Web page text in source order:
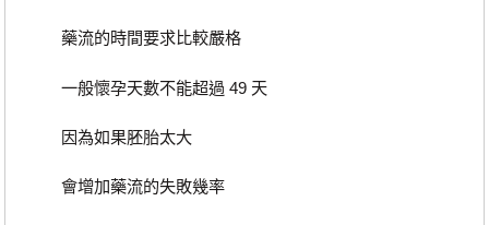
藥流的時間要求比較嚴格
一般懷孕天數不能超過 49 天
因為如果胚胎太大
會增加藥流的失敗幾率